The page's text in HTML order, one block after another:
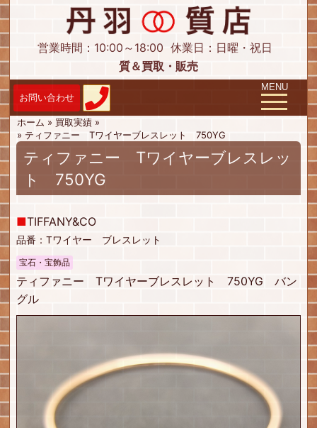
営業時間：10:00～18:00 休業日：日曜・祝日
質＆買取・販売
Toggle
MENU
ホーム » 買取実績 »
»ティファニー Tワイヤーブレスレット 750YG
ティファニー Tワイヤーブレスレッ
ト 750YG
■TIFFANY&CO
品番：Tワイヤー ブレスレット
宝石・宝飾品
ティファニー Tワイヤーブレスレット 750YG バン
グル